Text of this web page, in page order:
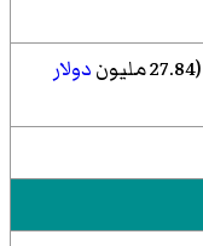
(27.84 مليون
دولار